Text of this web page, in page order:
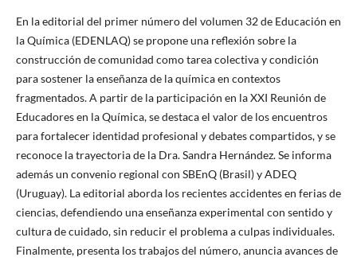
En la editorial del primer número del volumen 32 de Educación en
la Química (EDENLAQ) se propone una reflexión sobre la
construcción de comunidad como tarea colectiva y condición
para sostener la enseñanza de la química en contextos
fragmentados. A partir de la participación en la XXI Reunión de
Educadores en la Química, se destaca el valor de los encuentros
para fortalecer identidad profesional y debates compartidos, y se
reconoce la trayectoria de la Dra. Sandra Hernández. Se informa
además un convenio regional con SBEnQ (Brasil) y ADEQ
(Uruguay). La editorial aborda los recientes accidentes en ferias de
ciencias, defendiendo una enseñanza experimental con sentido y
cultura de cuidado, sin reducir el problema a culpas individuales.
Finalmente, presenta los trabajos del número, anuncia avances de